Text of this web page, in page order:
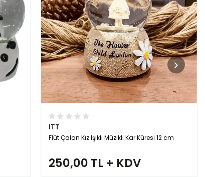
ITT
Flüt Çalan Kız Işıklı Müzikli Kar Küresi 12 cm
250,00 TL + KDV